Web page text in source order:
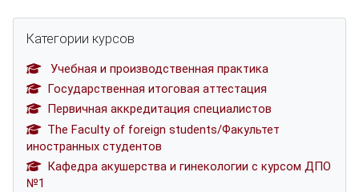
Категории курсов
Учебная и производственная практика
Государственная итоговая аттестация
Первичная аккредитация специалистов
The Faculty of foreign students/Факультет
иностранных студентов
Кафедра акушерства и гинекологии с курсом ДПО
№1